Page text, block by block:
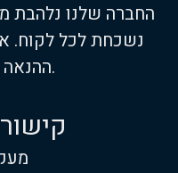
החברה שלנו נלהבת
נשכחת לכל לקוח.
ההנאה בכל הרפתקה.